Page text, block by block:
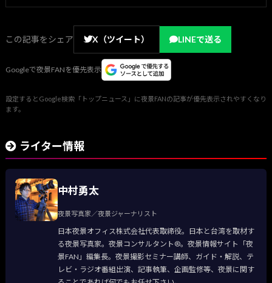
この記事をシェア X（ツイート） LINEで送る
Googleで夜景FANを優先表示
設定するとGoogle検索「トップニュース」に夜景FANの記事が優先表示されやすくなり
ます。
ライター情報
中村勇太
夜景写真家／夜景ジャーナリスト
日本夜景オフィス株式会社代表取締役。日本と台湾を取材す
る夜景写真家。夜景コンサルタント®。夜景情報サイト「夜
景FAN」編集長。夜景撮影セミナー講師、ガイド・解説、テ
レビ・ラジオ番組出演、記事執筆、企画監修等、夜景に関す